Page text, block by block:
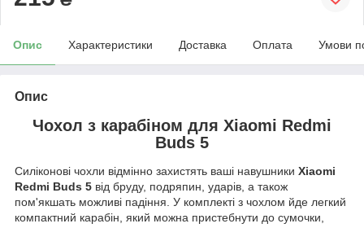
Опис Характеристики Доставка Оплата Умови
Опис
Чохол з карабіном для Xiaomi Redmi
Buds 5
Силіконові чохли відмінно захистять ваші навушники Xiaomi
Redmi Buds 5 від бруду, подряпин, ударів, а також
пом'якшать можливі падіння. У комплекті з чохлом йде легкий
компактний карабін, який можна пристебнути до сумочки,